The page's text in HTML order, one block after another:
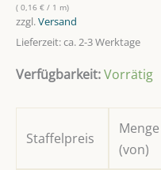
( 0,16 € / 1 m)
zzgl.Versand
Lieferzeit: ca. 2-3 Werktage
Verfügbarkeit:Vorrätig
Staffelpreis
Menge
(von)